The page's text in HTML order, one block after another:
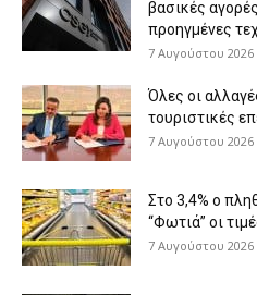
βασικές
προηγμένες
7 Αυγούστου 2026
Όλες οι
τουριστικές
7 Αυγούστου 2026
Στο 3,4% ο
“Φωτιά” οι
7 Αυγούστου 2026